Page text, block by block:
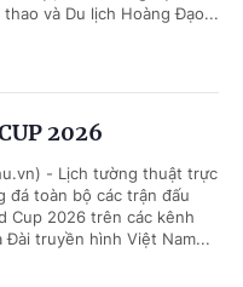
thao và Du lịch Hoàng Đạo...
2026
- Lịch tường thuật trực
đá toàn bộ các trận đấu
Cup 2026 trên các kênh
Đài truyền hình Việt Nam...